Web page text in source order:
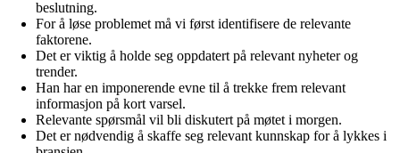
beslutning.
For å løse problemet må vi først identifisere de relevante
faktorene.
Det er viktig å holde seg oppdatert på relevant nyheter og
trender.
Han har en imponerende evne til å trekke frem relevant
informasjon på kort varsel.
Relevante spørsmål vil bli diskutert på møtet i morgen.
Det er nødvendig å skaffe seg relevant kunnskap for å lykkes i